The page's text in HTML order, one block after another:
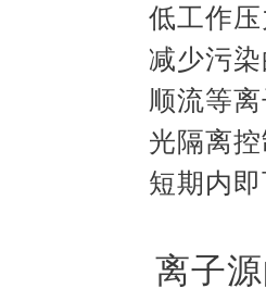
低工作
减少污
顺流等
光隔离
短期内
离子